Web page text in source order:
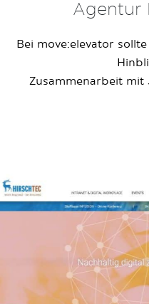
Agentur
Bei move:elevator
Zusammenarbeit mit